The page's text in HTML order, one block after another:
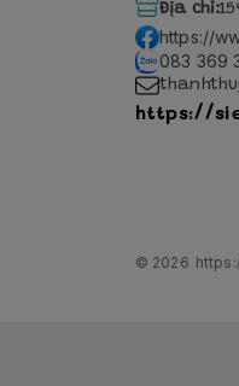
Địa chỉ:
https://
083 369
https://
© 2026